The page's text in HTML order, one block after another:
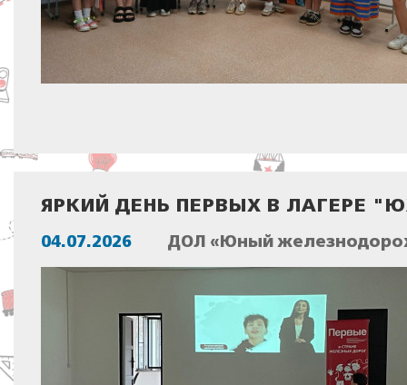
ЯРКИЙ ДЕНЬ ПЕРВЫХ В ЛАГЕРЕ
04.07.2026 ДОЛ «Юный